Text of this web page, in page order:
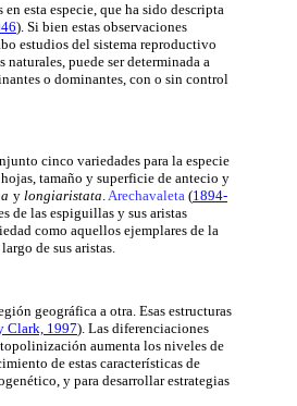
esta especie, que ha sido descripta
). Si bien estas observaciones
estudios del sistema reproductivo
puede ser determinada a
o dominantes, con o sin control
cinco variedades para la especie
tamaño y superficie de antecio y
y longiaristata Arechavaleta (1894-
de las espiguillas y sus aristas
como aquellos ejemplares de la
de sus aristas.
geográfica a otra. Esas estructuras
Clark, 1997). Las diferenciaciones
aumenta los niveles de
de estas características de
y para desarrollar estrategias